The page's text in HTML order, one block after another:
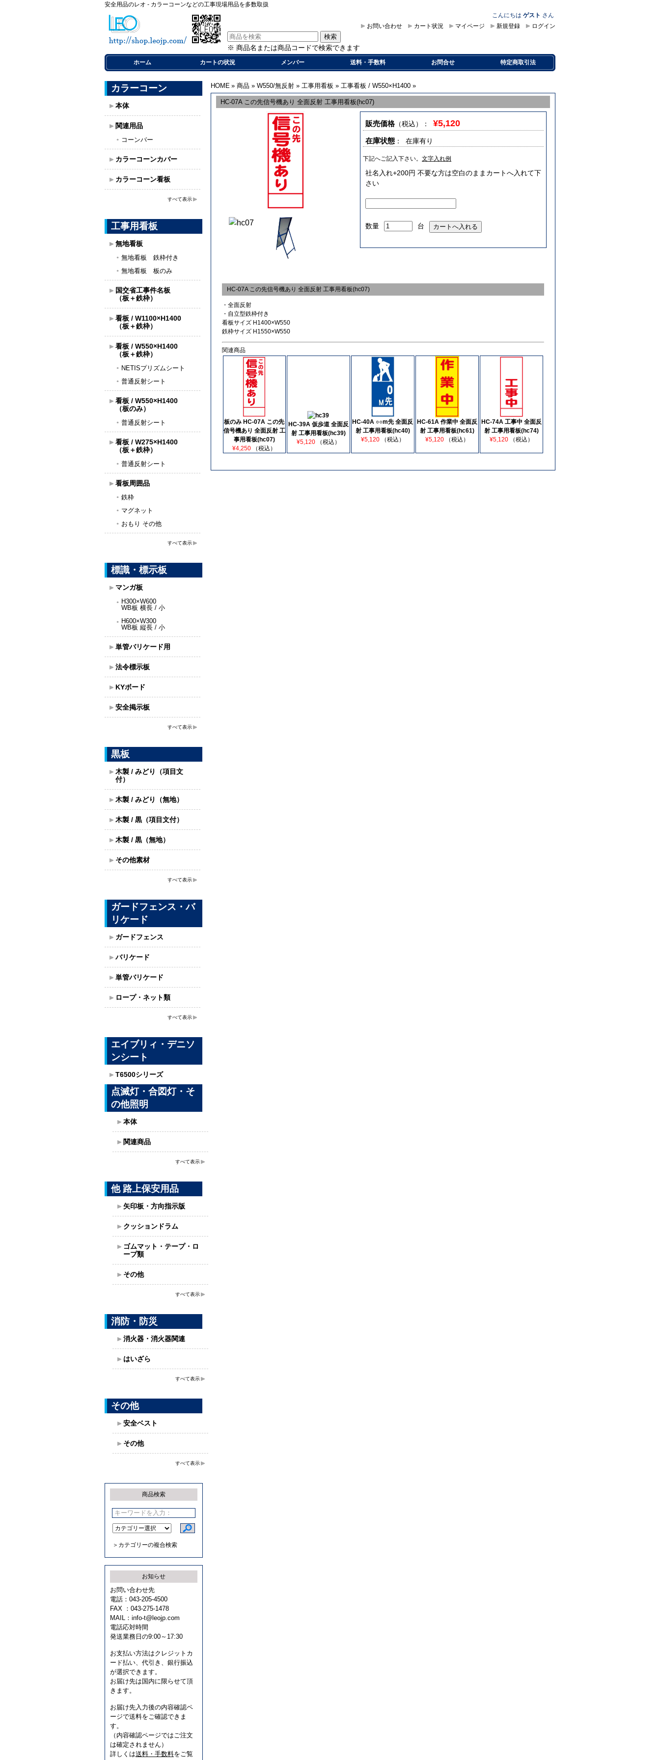
安全用品のレオ - カラーコーンなどの工事現場用品を多数取扱
こんにちは ゲスト さん
ログイン
新規登録
マイページ
カート状況
お問い合わせ
※ 商品名または商品コードで検索できます
ホーム カートの状況 メンバー 送料・手数料 お問合せ 特定商取引法
カラーコーン
本体
関連用品
コーンバー
カラーコーンカバー
カラーコーン看板
すべて表示
工事用看板
無地看板
無地看板 鉄枠付き
無地看板 板のみ
国交省工事件名板
（板＋鉄枠）
看板 / W1100×H1400
（板＋鉄枠）
看板 / W550×H1400
（板＋鉄枠）
NETISプリズムシート
普通反射シート
看板 / W550×H1400
（板のみ）
普通反射シート
看板 / W275×H1400
（板＋鉄枠）
普通反射シート
看板周囲品
鉄枠
マグネット
おもり その他
すべて表示
標識・標示板
マンガ板
H300×W600
WB板 横長 / 小
H600×W300
WB板 縦長 / 小
単管バリケード用
法令標示板
KYボード
安全掲示板
すべて表示
黒板
木製 / みどり（項目文
付）
木製 / みどり（無地）
木製 / 黒（項目文付）
木製 / 黒（無地）
その他素材
すべて表示
ガードフェンス・バ
リケード
ガードフェンス
バリケード
単管バリケード
ロープ・ネット類
すべて表示
エイブリィ・デニソ
ンシート
T6500シリーズ
点滅灯・合図灯・そ
の他照明
本体
関連商品
すべて表示
他 路上保安用品
矢印板・方向指示版
クッションドラム
ゴムマット・テープ・ロ
ープ類
その他
すべて表示
消防・防災
消火器・消火器関連
はいざら
すべて表示
その他
安全ベスト
その他
すべて表示
商品検索
＞カテゴリーの複合検索
お知らせ
お問い合わせ先
電話：043-205-4500
FAX ：043-275-1478
MAIL： info-t@leojp.com
電話応対時間
発送業務日の9:00～17:30
お支払い方法はクレジットカ
ード払い、代引き、銀行振込
が選択できます。
お届け先は国内に限らせて頂
きます。
お届け先入力後の内容確認ペ
ージで送料をご確認できま
す。
（内容確認ページではご注文
は確定されません）
詳しくは送料・手数料をご覧
HOME » 商品 » W550/無反射 » 工事用看板 » 工事看板 / W550×H1400 »
HC-07A この先信号機あり 全面反射 工事用看板(hc07)
販売価格 （税込） ：¥5,120
在庫状態 ： 在庫有り
下記へご記入下さい。文字入れ例
社名入れ+200円 不要な方は空白のままカートへ入れて下
さい
数量 台
HC-07A この先信号機あり 全面反射 工事用看板(hc07)
・全面反射
・自立型鉄枠付き
看板サイズ H1400×W550
鉄枠サイズ H1550×W550
関連商品
板のみ HC-07A この先
信号機あり 全面反射 工
事用看板(hc07)
¥4,250
（税込）
HC-39A 仮歩道 全面反
射 工事用看板(hc39)
¥5,120
（税込）
HC-40A ○○m先 全面反
射 工事用看板(hc40)
¥5,120
（税込）
HC-61A 作業中 全面反
射 工事用看板(hc61)
¥5,120
（税込）
HC-74A 工事中 全面反
射 工事用看板(hc74)
¥5,120
（税込）